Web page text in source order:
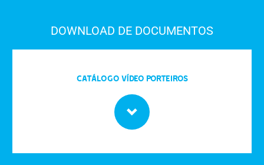
DOWNLOAD DE DOCUMENTOS
Catálogo vídeo porteiros